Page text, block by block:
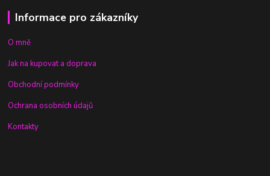
Informace pro zákazníky
O mně
Jak na kupovat a doprava
Obchodní podmínky
Ochrana osobních údajů
Kontakty